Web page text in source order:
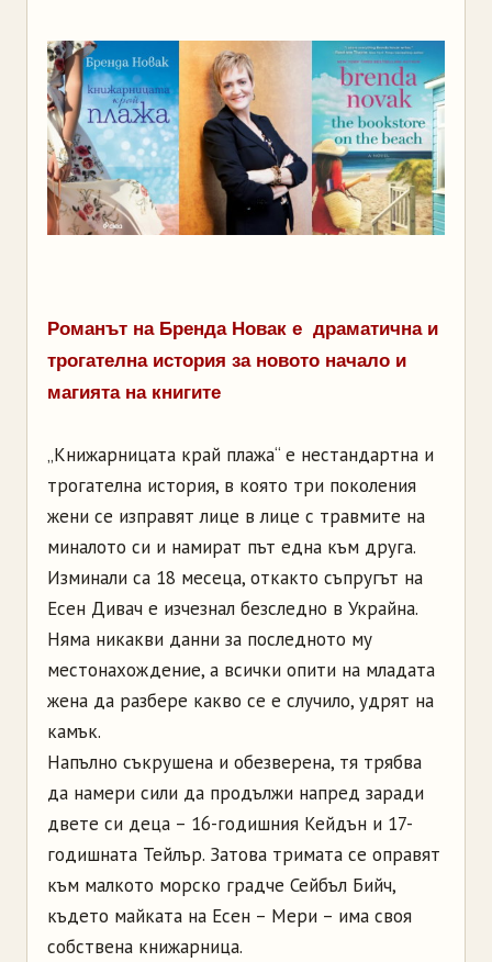
Романът на Бренда Новак е драматична и
трогателна история за новото начало и
магията на книгите
„Книжарницата край плажа“ е нестандартна и
трогателна история, в която три поколения
жени се изправят лице в лице с травмите на
миналото си и намират път една към друга.
Изминали са 18 месеца, откакто съпругът на
Есен Дивач е изчезнал безследно в Украйна.
Няма никакви данни за последното му
местонахождение, а всички опити на младата
жена да разбере какво се е случило, удрят на
камък.
Напълно съкрушена и обезверена, тя трябва
да намери сили да продължи напред заради
двете си деца – 16-годишния Кейдън и 17-
годишната Тейлър. Затова тримата се оправят
към малкото морско градче Сейбъл Бийч,
където майката на Есен – Мери – има своя
собствена книжарница.